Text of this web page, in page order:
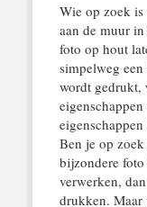
Wie op zoek is
aan de muur
foto op hout
simpelweg
wordt gedrukt,
Ben je op
bijzondere
verwerken,
drukken.